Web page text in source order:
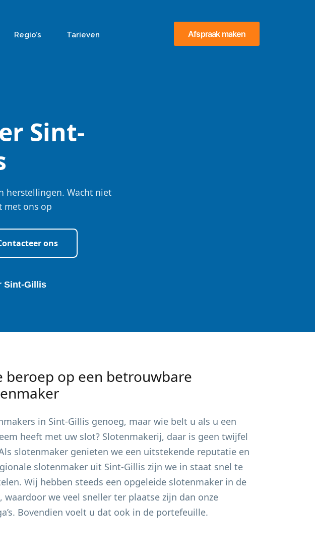
Regio’s Tarieven Afspraak maken
Sint-
herstellingen. Wacht niet
met ons op
ons
Sint-Gillis
beroep op een betrouwbare
in Sint-Gillis genoeg, maar wie belt u als u een
heeft met uw slot? Slotenmakerij, daar is geen twijfel
slotenmaker genieten we een uitstekende reputatie en
slotenmaker uit Sint-Gillis zijn we in staat snel te
Wij hebben steeds een opgeleide slotenmaker in de
waardoor we veel sneller ter plaatse zijn dan onze
Bovendien voelt u dat ook in de portefeuille.